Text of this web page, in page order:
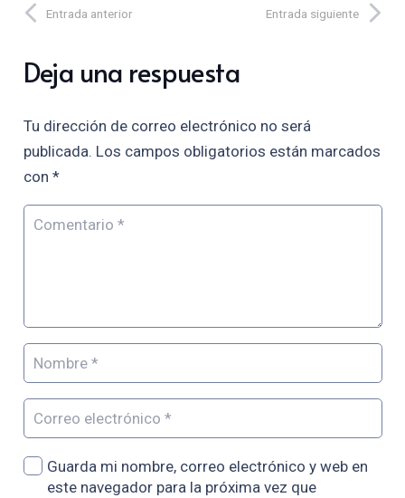
Entrada anterior Entrada siguiente
Deja una respuesta
Tu dirección de correo electrónico no será
publicada. Los campos obligatorios están marcados
con *
Guarda mi nombre, correo electrónico y web en
este navegador para la próxima vez que